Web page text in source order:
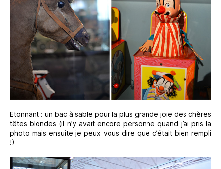
Etonnant : un bac à sable pour la plus grande joie des chères
têtes blondes (il n’y avait encore personne quand j’ai pris la
photo mais ensuite je peux vous dire que c’était bien rempli
!)